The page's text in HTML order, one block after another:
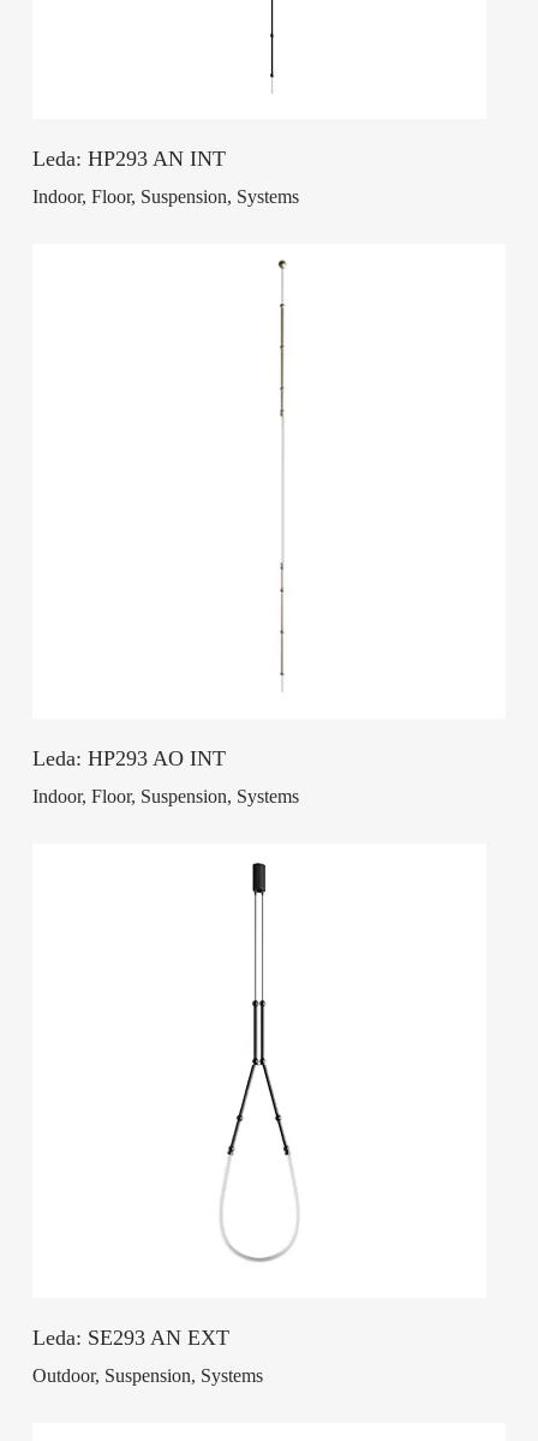
Leda: HP293 AN INT
Indoor, Floor, Suspension, Systems
Leda: HP293 AO INT
Indoor, Floor, Suspension, Systems
Leda: SE293 AN EXT
Outdoor, Suspension, Systems